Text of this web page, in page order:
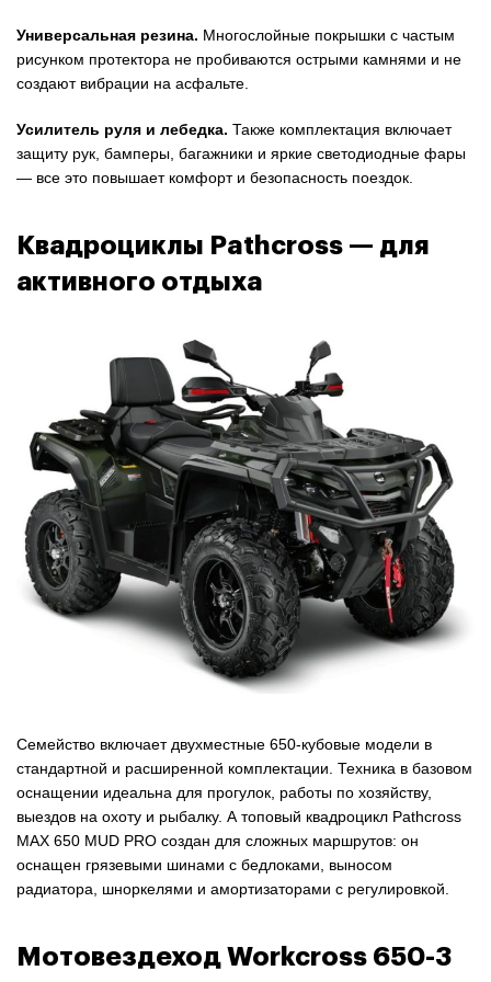
Универсальная резина. Многослойные покрышки с частым
рисунком протектора не пробиваются острыми камнями и не
создают вибрации на асфальте.
Усилитель руля и лебедка. Также комплектация включает
защиту рук, бамперы, багажники и яркие светодиодные фары
— все это повышает комфорт и безопасность поездок.
Квадроциклы Pathcross — для
активного отдыха
Семейство включает двухместные 650-кубовые модели в
стандартной и расширенной комплектации. Техника в базовом
оснащении идеальна для прогулок, работы по хозяйству,
выездов на охоту и рыбалку. А топовый квадроцикл Pathcross
MAX 650 MUD PRO создан для сложных маршрутов: он
оснащен грязевыми шинами с бедлоками, выносом
радиатора, шноркелями и амортизаторами с регулировкой.
Мотовездеход Workcross 650-3